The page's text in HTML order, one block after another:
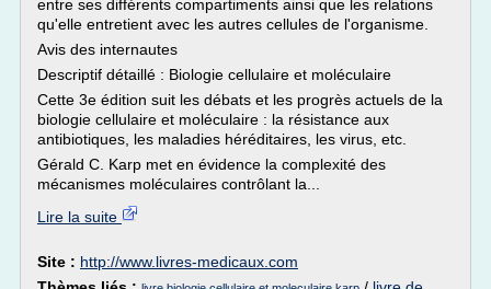
entre ses différents compartiments ainsi que les relations
qu'elle entretient avec les autres cellules de l'organisme.
Avis des internautes
Descriptif détaillé : Biologie cellulaire et moléculaire
Cette 3e édition suit les débats et les progrès actuels de la
biologie cellulaire et moléculaire : la résistance aux
antibiotiques, les maladies héréditaires, les virus, etc.
Gérald C. Karp met en évidence la complexité des
mécanismes moléculaires contrôlant la...
Lire la suite
Site : http://www.livres-medicaux.com